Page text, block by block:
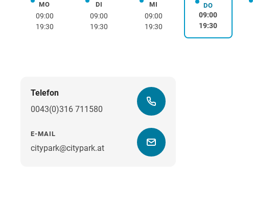
MOMontag
09:00
19:30
DIDienstag
09:00
19:30
MIMittwoch
09:00
19:30
DODonnerstag
09:00
19:30
Telefon
0043(0)316 711580
E-MAIL
citypark@citypark.at